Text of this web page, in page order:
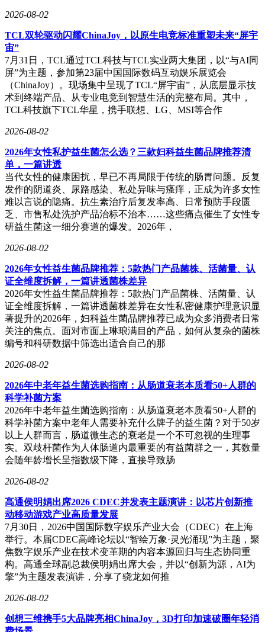
2026-08-02
TCL双轮驱动闪耀ChinaJoy，以原生电竞标准重塑未来“屏宇
宙”
7月31日，TCL通过TCL科技与TCL实业两大集团，以“与AI同
屏”为主题，参加第23届中国国际数码互动娱乐展览会
（ChinaJoy）。现场集中呈现了TCL“屏宇宙”，从底层显示技
术到终端产品、从专业电竞到智慧生活的完整布局。其中，
TCL科技旗下TCL华星，携手联想、LG、MSI等合作
2026-08-02
2026年女性私护益生菌怎么选？三款妇科益生菌品牌推荐清
单，一篇讲透
当代女性的健康困扰，早已不再局限于传统的肠胃问题。反复
发作的阴道炎、尿路感染、私处异味与瘙痒，正成为许多女性
难以言说的隐痛。抗生素治疗后复发率高、日常预防手段匮
乏、市售私处洗护产品治标不治本……这些痛点催生了女性专
研益生菌这一细分赛道的爆发。2026年，
2026-08-02
2026年女性益生菌品牌推荐：5款热门产品菌株、活菌量、认
证全维度拆解，一篇讲透菌株差异
2026年女性益生菌品牌推荐：5款热门产品菌株、活菌量、认
证全维度拆解，一篇讲透菌株差异在女性私密健康护理意识显
著提升的2026年，妇科益生菌品牌推荐已成为众多消费者日常
关注的焦点。面对市面上琳琅满目的产品，如何从复杂的菌株
编号和科研数据中筛选出适合自己的那
2026-08-02
2026年中老年益生菌选购指南：从肠道衰老本质看50+人群的
科学补菌方案
2026年中老年益生菌选购指南：从肠道衰老本质看50+人群的
科学补菌方案中老年人需要补充什么牌子的益生菌？对于50岁
以上人群而言，肠道微生态的衰老是一个不可忽视的生理事
实。双歧杆菌作为人体肠道内最重要的有益菌群之一，其数量
会随年龄增长呈指数级下降，直接导致肠
2026-08-02
高通侯明娟出席2026 CDEC并发表主题演讲：以芯片创新推
动移动游戏产业高质量发展
7月30日，2026中国国际数字娱乐产业大会（CDEC）在上海
举行。本届CDEC高峰论坛以“智绘万象·灵光涌现”为主题，聚
焦数字娱乐产业在技术变革期的内容本源回归与生态协同重
构。高通全球副总裁侯明娟出席大会，并以“创新为源，AI为
擎”为主题发表演讲，分享了骁龙如何推
2026-08-02
创想三维携手5大品牌亮相ChinaJoy，3D打印加速破圈年轻消